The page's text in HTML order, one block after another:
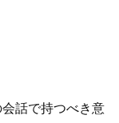
話で持つべき意